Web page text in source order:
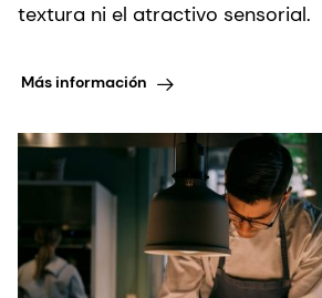
textura ni el atractivo sensorial.
Más información